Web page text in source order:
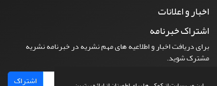
اخبار و اعلانات
اشتراک خبرنامه
برای دریافت اخبار و اطلاعیه های مهم نشریه در خبرنامه نشریه
مشترک شوید.
اشتراک